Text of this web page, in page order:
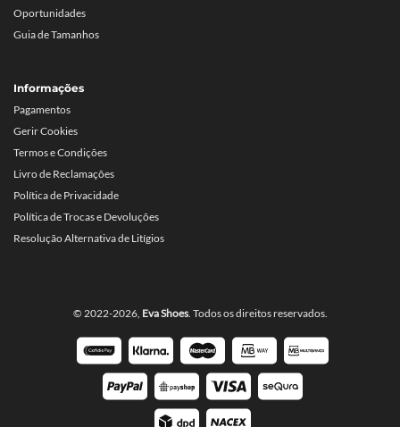
Oportunidades
Guia de Tamanhos
Informações
Pagamentos
Gerir Cookies
Termos e Condições
Livro de Reclamações
Política de Privacidade
Política de Trocas e Devoluções
Resolução Alternativa de Litígios
© 2022-2026, Eva Shoes. Todos os direitos reservados.